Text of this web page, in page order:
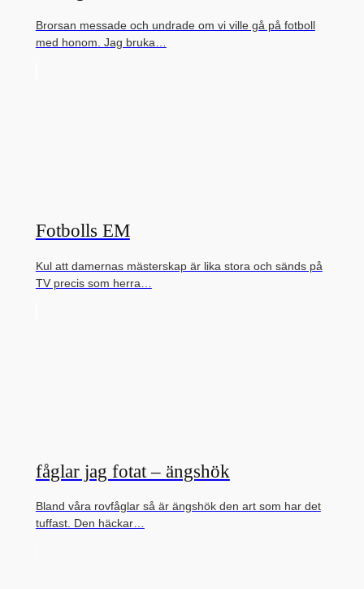
Brorsan messade och undrade om vi ville gå på fotboll
med honom. Jag bruka…
Fotbolls EM
Kul att damernas mästerskap är lika stora och sänds på
TV precis som herra…
fåglar jag fotat – ängshök
Bland våra rovfåglar så är ängshök den art som har det
tuffast. Den häckar…